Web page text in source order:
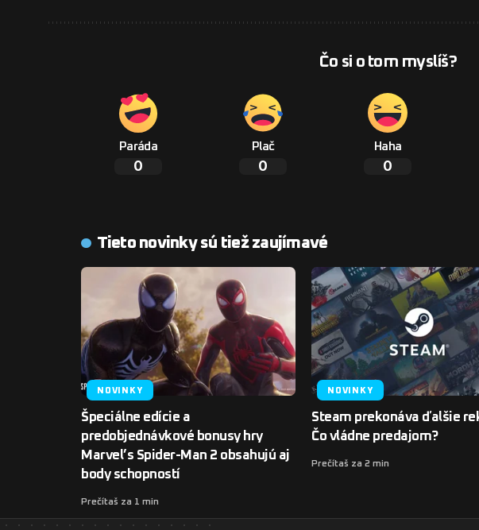
Čo si o tom myslíš?
Paráda
0
Plač
0
Haha
0
Tieto novinky sú tiež zaujímavé
NOVINKY
Špeciálne edície a
predobjednávkové bonusy hry
Marvel’s Spider-Man 2 obsahujú aj
body schopností
Prečítaš za 1 min
NOVINKY
Steam prekonáva ďalšie
Čo vládne predajom?
Prečítaš za 2 min